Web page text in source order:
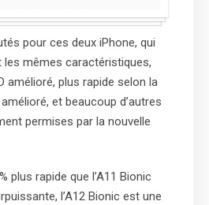
pour ces deux iPhone, qui
mêmes caractéristiques,
amélioré, plus rapide selon la
et beaucoup d’autres
permises par la nouvelle
plus rapide que l’A11 Bionic
l’A12 Bionic est une